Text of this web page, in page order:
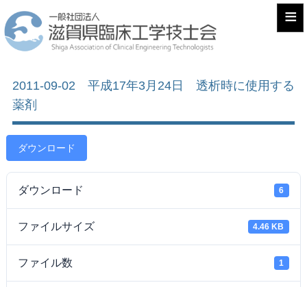
≡
2011-09-02 平成17年3月24日 透析時に使用する
薬剤
ダウンロード
ダウンロード 6
ファイルサイズ 4.46 KB
ファイル数 1